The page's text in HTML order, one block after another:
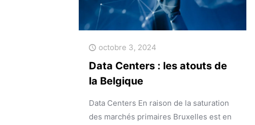
octobre 3, 2024
Data Centers : les atouts de
la Belgique
Data Centers En raison de la saturation
des marchés primaires Bruxelles est en